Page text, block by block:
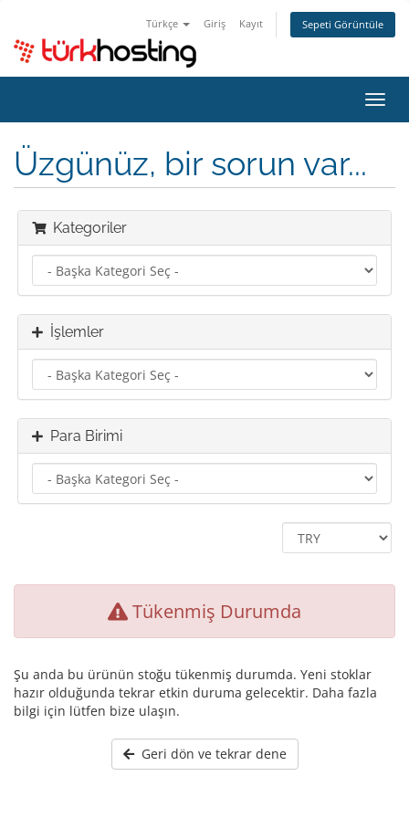
Türkçe Giriş Kayıt Sepeti Görüntüle
Üzgünüz, bir sorun var...
Kategoriler
İşlemler
Para Birimi
Tükenmiş Durumda
Şu anda bu ürünün stoğu tükenmiş durumda. Yeni stoklar
hazır olduğunda tekrar etkin duruma gelecektir. Daha fazla
bilgi için lütfen bize ulaşın.
Geri dön ve tekrar dene